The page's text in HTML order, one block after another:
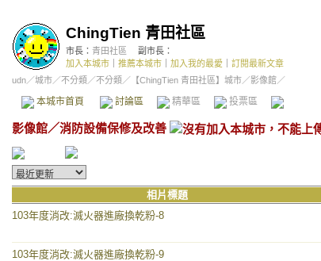
ChingTien 青田社區
市長： 青田社區
副市長：
加入本城市
推薦本城市 加入我的最愛
訂閱最新文章
udn／城市／不分類 ／不分類 ／ 【ChingTien 青田社區】城市／影像館／
本城市首頁 討論區 精華區 投票區 影像館
影像館／消防設備保修及改善
相片標題
103年度消改:滅火器進廠換乾粉-8
103年度消改:滅火器進廠換乾粉-9